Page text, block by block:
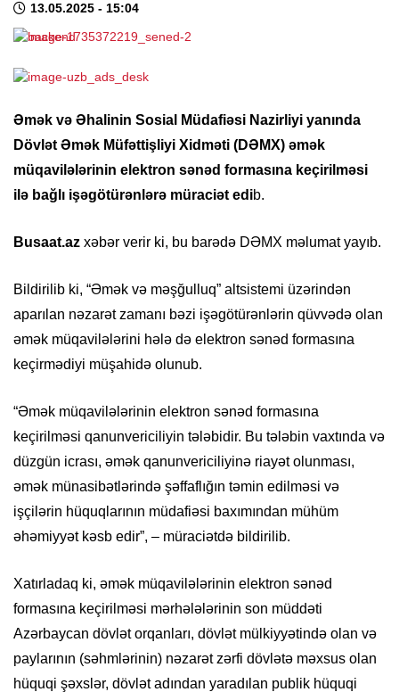
13.05.2025 - 15:04
Əmək və Əhalinin Sosial Müdafiəsi Nazirliyi yanında
Dövlət Əmək Müfəttişliyi Xidməti (DƏMX) əmək
müqavilələrinin elektron sənəd formasına keçirilməsi
ilə bağlı işəgötürənlərə müraciət edib.
Busaat.az xəbər verir ki, bu barədə DƏMX məlumat yayıb.
Bildirilib ki, “Əmək və məşğulluq” altsistemi üzərindən
aparılan nəzarət zamanı bəzi işəgötürənlərin qüvvədə olan
əmək müqavilələrini hələ də elektron sənəd formasına
keçirmədiyi müşahidə olunub.
“Əmək müqavilələrinin elektron sənəd formasına
keçirilməsi qanunvericiliyin tələbidir. Bu tələbin vaxtında və
düzgün icrası, əmək qanunvericiliyinə riayət olunması,
əmək münasibətlərində şəffaflığın təmin edilməsi və
işçilərin hüquqlarının müdafiəsi baxımından mühüm
əhəmiyyət kəsb edir”, – müraciətdə bildirilib.
Xatırladaq ki, əmək müqavilələrinin elektron sənəd
formasına keçirilməsi mərhələlərinin son müddəti
Azərbaycan dövlət orqanları, dövlət mülkiyyətində olan və
paylarının (səhmlərinin) nəzarət zərfi dövlətə məxsus olan
hüquqi şəxslər, dövlət adından yaradılan publik hüquqi